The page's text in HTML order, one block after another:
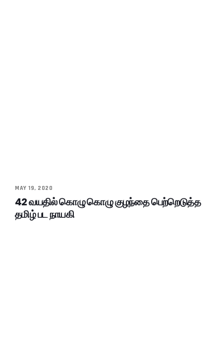
MAY 19, 2020
42 வயதில் கொழு கொழு குழந்தை பெற்றெடுத்த
தமிழ் பட நாயகி